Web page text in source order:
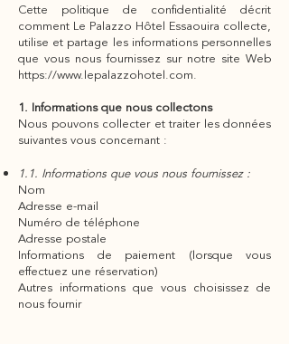
Cette politique de confidentialité décrit
comment Le Palazzo Hôtel Essaouira collecte,
utilise et partage les informations personnelles
que vous nous fournissez sur notre site Web
https://www.lepalazzohotel.com.
1. Informations que nous collectons
Nous pouvons collecter et traiter les données
suivantes vous concernant :
1.1. Informations que vous nous fournissez :
Nom
Adresse e-mail
Numéro de téléphone
Adresse postale
Informations de paiement (lorsque vous
effectuez une réservation)
Autres informations que vous choisissez de
nous fournir